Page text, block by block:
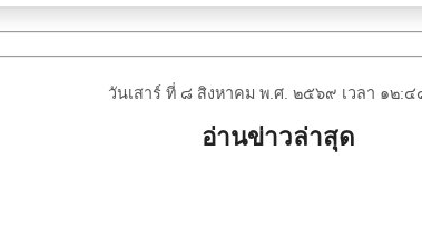
วันเสาร์ ที่ ๘ สิงหาคม พ.ศ. ๒๕๖๙ เวลา ๑๒:๔
อ่านข่าวล่าสุด